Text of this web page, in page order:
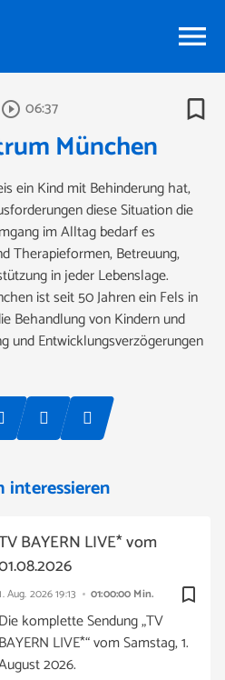
menu
play_circle_outline 06:37 bookmark_border
München
ein Kind mit Behinderung hat,
diese Situation die
im Alltag bedarf es
Therapieformen, Betreuung,
in jeder Lebenslage.
ist seit 50 Jahren ein Fels in
Behandlung von Kindern und
und Entwicklungsverzögerungen
interessieren
bookmark_border
Aug. 202619:13 01:00:00 Min.
BAYERN LIVE* vom
Die komplette Sendung „TV
BAYERN LIVE*“ vom Samstag, 1.
2026.